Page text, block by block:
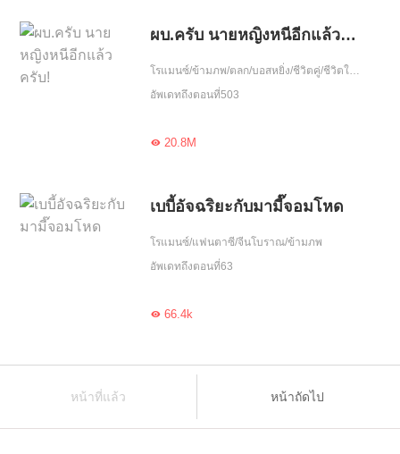
ผบ.ครับ นายหญิงหนีอีกแล้วครับ!
โรแมนซ์/ข้ามภพ/ตลก/บอสหยิ่ง/ชีวิตคู่/ชีวิตในเมือง/ดราม่า/มิ้นก๊ก/ฮอต/รักเศร้า/โชคชะตา
อัพเดทถึงตอนที่503
20.8M
เบบี้อัจฉริยะกับมามี๊จอมโหด
โรแมนซ์/แฟนตาซี/จีนโบราณ/ข้ามภพ
อัพเดทถึงตอนที่63
66.4k
หน้าที่แล้ว หน้าถัดไป